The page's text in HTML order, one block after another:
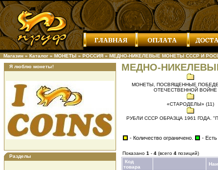
Магазин » Каталог » МОНЕТЫ » РОССИЯ » МЕДНО-НИКЕЛЕВЫЕ МОНЕТЫ СССР И
Я люблю монеты!
Разделы
МЕДНО-
МОНЕТЫ, ПОСВЯЩЕННЫЕ
ОТЕЧЕСТВЕННОЙ ВОЙНЕ
«СТАРОДЕЛЫ» (11)
РУБЛИ СССР ОБРАЗЦА 1961 ГОДА.
- Количество ограничено. - Есть
Показано 1 - 4 (всего 4 позиций)
Код
товара